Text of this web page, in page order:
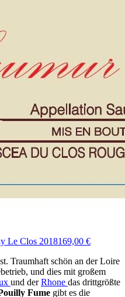
Le Clos 2018169,00 €
Traumhaft schön an der Loire
und dies mit großem
und derRhone das drittgrößte
Fume gibt es die